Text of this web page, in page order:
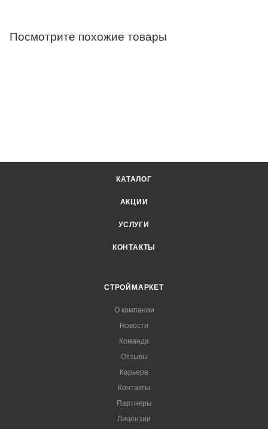
Посмотрите похожие товары
КАТАЛОГ
АКЦИИ
УСЛУГИ
КОНТАКТЫ
СТРОЙМАРКЕТ
О компании
Новости
Команда
Отзывы
Карьера
Контакты
Партнеры
Лицензии